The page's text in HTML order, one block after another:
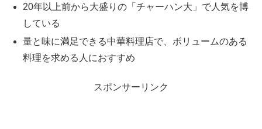
20年以上前から大盛りの「チャーハン大」で人気を博
している
量と味に満足できる中華料理店で、ボリュームのある
料理を求める人におすすめ
スポンサーリンク